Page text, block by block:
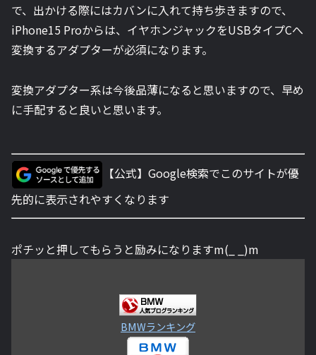
で、出かける際にはカバンに入れて持ち歩きますので、
iPhone15 Proからは、イヤホンジャックをUSBタイプCへ
変換するアダプターが必須になります。
変換アダプター系は今後品薄になると思いますので、早め
に手配すると良いと思います。
【公式】Google検索でこのサイトが優
先的に表示されやすくなります
ポチッと押してもらうと励みになりますm(_ _)m
BMWランキング